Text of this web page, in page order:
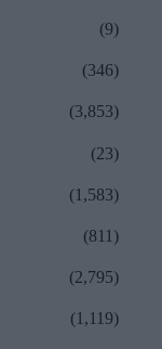
(9)
(346)
(3,853)
(23)
(1,583)
(811)
(2,795)
(1,119)